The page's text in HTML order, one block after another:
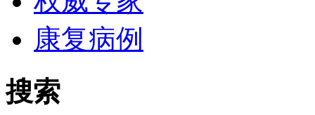
康复病例
搜索